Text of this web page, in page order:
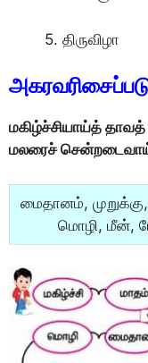
5. திருவிழா
மகிழ்ச்சியாய்த்
மலரைச்
மைதானம்,
மொழி, மீன்,